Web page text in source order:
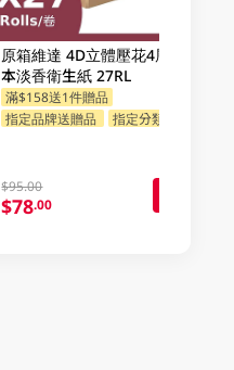
原箱維達 4D立體壓花4層草
本淡香衛生紙 27RL
滿$158送1件贈品
指定品牌送贈品
指定分類送贈品
$95.00
$78.00